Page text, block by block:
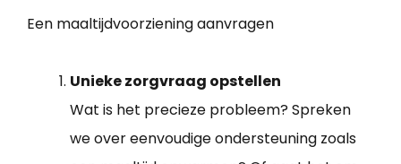
Een maaltijdvoorziening aanvragen
Unieke zorgvraag opstellen
Wat is het precieze probleem? Spreken
we over eenvoudige ondersteuning zoals